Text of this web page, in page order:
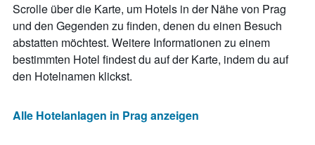
Scrolle über die Karte, um Hotels in der Nähe von Prag
und den Gegenden zu finden, denen du einen Besuch
abstatten möchtest. Weitere Informationen zu einem
bestimmten Hotel findest du auf der Karte, indem du auf
den Hotelnamen klickst.
Alle Hotelanlagen in Prag anzeigen